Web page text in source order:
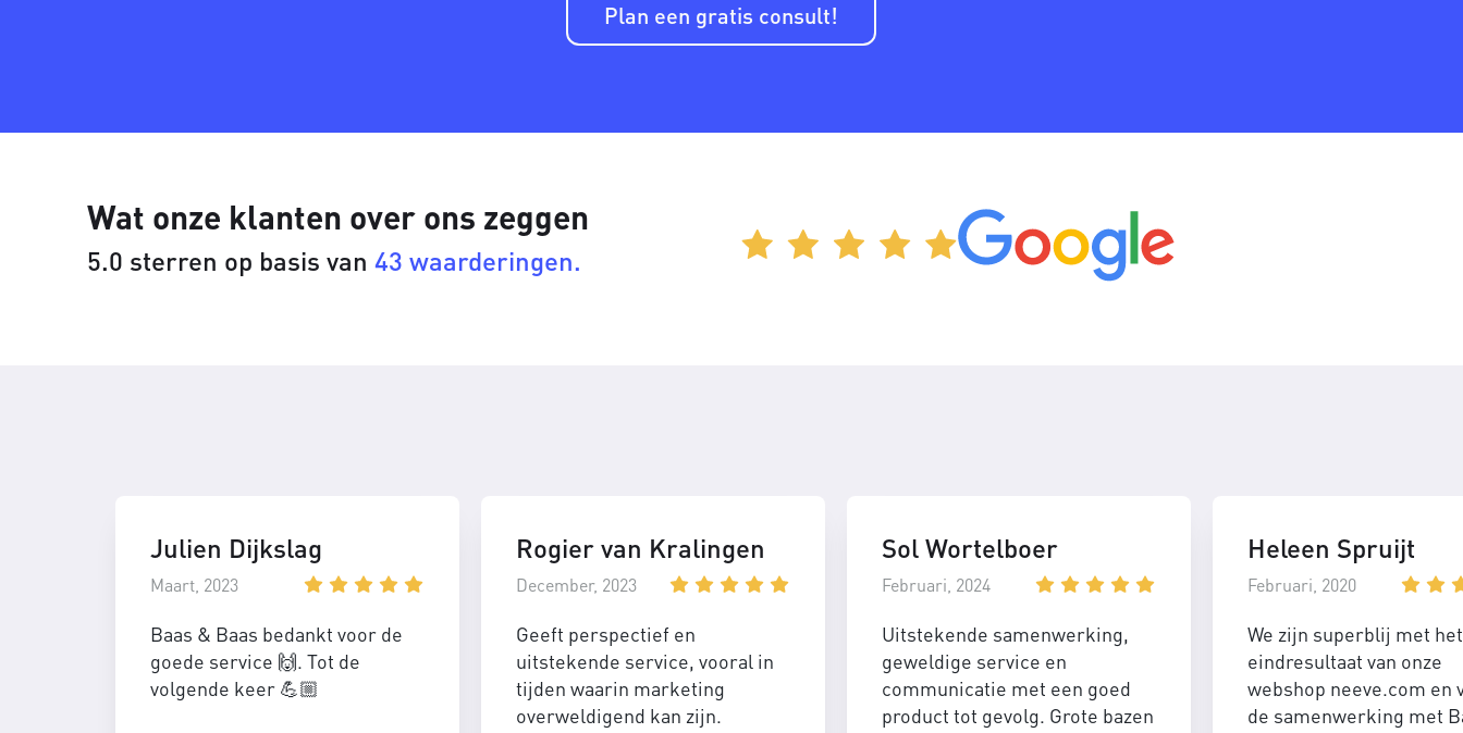
Plan een gratis consult!
Wat onze klanten over ons zeggen
5.0 sterren op basis van 43 waarderingen.
Julien Dijkslag
Maart, 2023
Baas & Baas bedankt voor de
goede service 🙌. Tot de
volgende keer 💪🏼
Rogier van Kralingen
December, 2023
Geeft perspectief en
uitstekende service, vooral in
tijden waarin marketing
overweldigend kan zijn.
Sol Wortelboer
Februari, 2024
Uitstekende samenwerking,
geweldige service en
communicatie met een goed
product tot gevolg. Grote bazen
Heleen Spruijt
Februari, 2020
We zijn superblij met het
eindresultaat van onze
webshop neeve.com en
de samenwerking met